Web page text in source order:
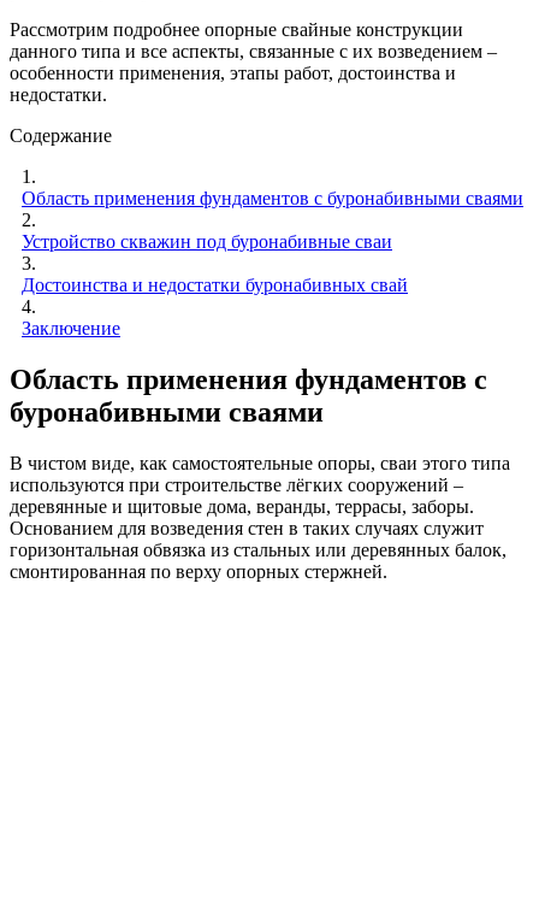
Рассмотрим подробнее опорные свайные конструкции
данного типа и все аспекты, связанные с их возведением –
особенности применения, этапы работ, достоинства и
недостатки.
Содержание
1.
Область применения фундаментов с буронабивными сваями
2.
Устройство скважин под буронабивные сваи
3.
Достоинства и недостатки буронабивных свай
4.
Заключение
Область применения фундаментов с
буронабивными сваями
В чистом виде, как самостоятельные опоры, сваи этого типа
используются при строительстве лёгких сооружений –
деревянные и щитовые дома, веранды, террасы, заборы.
Основанием для возведения стен в таких случаях служит
горизонтальная обвязка из стальных или деревянных балок,
смонтированная по верху опорных стержней.